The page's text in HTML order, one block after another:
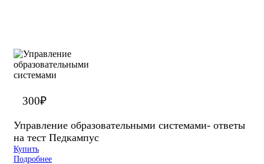
300₽
Управление образовательными системами- ответы
на тест Педкампус
Купить
Подробнее